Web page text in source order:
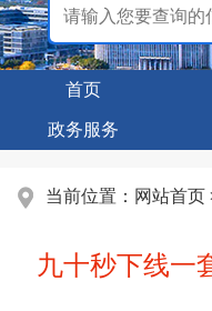
首页
政务服务
当前位置： 网站首页
九十秒下线一